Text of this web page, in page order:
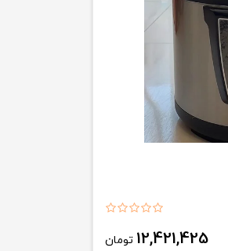
12,421,425 تومان